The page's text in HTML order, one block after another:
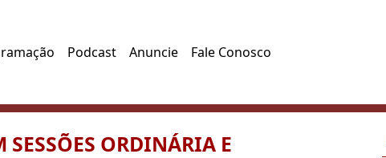
Podcast Anuncie Fale Conosco
SESSÕES ORDINÁRIA E